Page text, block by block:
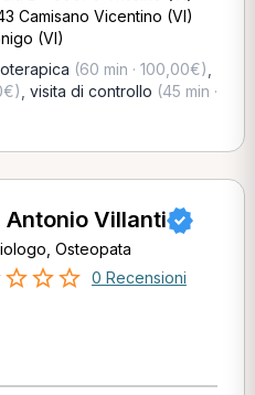
Camisano Vicentino (VI)
(VI)
(60 min · 100,00€)
visita di controllo (45 min ·
Antonio Villanti
Osteopata
0 Recensioni